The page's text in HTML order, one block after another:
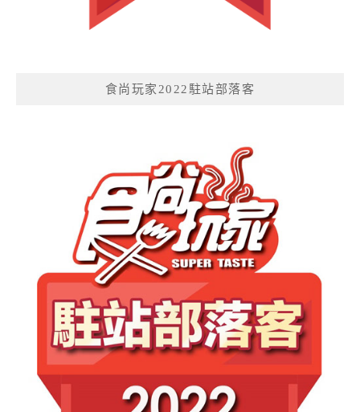
食尚玩家2022駐站部落客